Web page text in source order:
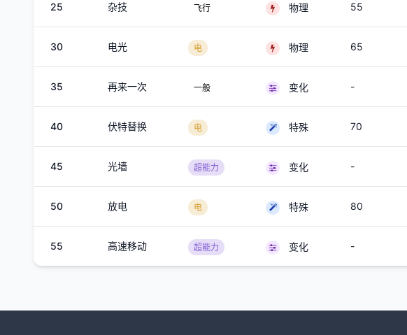
25 杂技 飞行 物理 55
30 电光 电 物理 65
35 再来一次 一般 变化 -
40 伏特替换 电 特殊 70
45 光墙 超能力 变化 -
50 放电 电 特殊 80
55 高速移动 超能力 变化 -